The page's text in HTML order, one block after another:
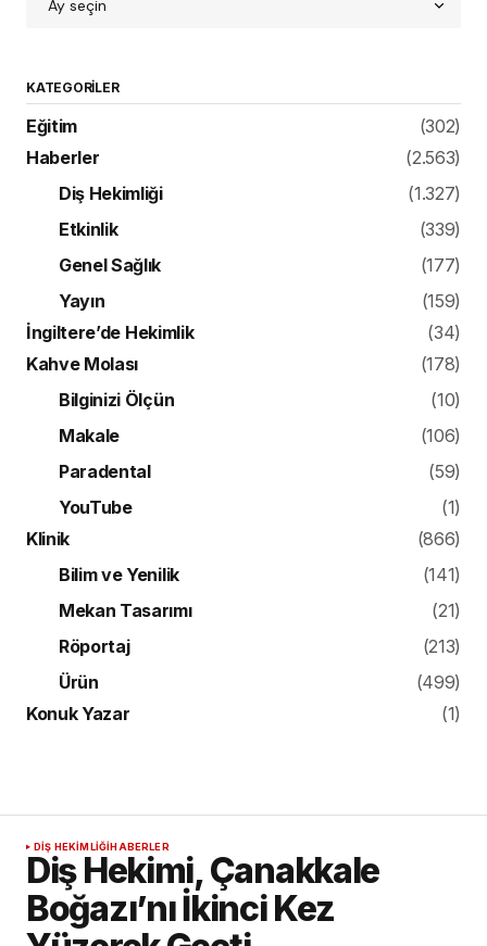
KATEGORILER
Eğitim
(302)
Haberler
(2.563)
Diş Hekimliği
(1.327)
Etkinlik
(339)
Genel Sağlık
(177)
Yayın
(159)
İngiltere’de Hekimlik
(34)
Kahve Molası
(178)
Bilginizi Ölçün
(10)
Makale
(106)
Paradental
(59)
YouTube
(1)
Klinik
(866)
Bilim ve Yenilik
(141)
Mekan Tasarımı
(21)
Röportaj
(213)
Ürün
(499)
Konuk Yazar
(1)
DIŞ HEKIMLIĞIHABERLER
Diş Hekimi, Çanakkale
Boğazı’nı İkinci Kez